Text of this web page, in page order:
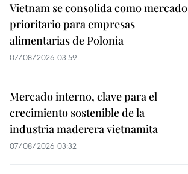
Vietnam se consolida como mercado
prioritario para empresas
alimentarias de Polonia
07/08/2026 03:59
Mercado interno, clave para el
crecimiento sostenible de la
industria maderera vietnamita
07/08/2026 03:32